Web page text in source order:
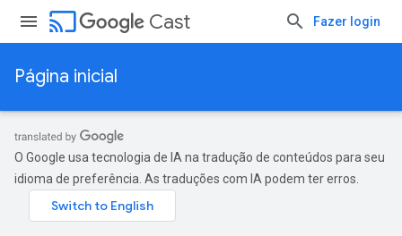
cast Cast Fazer login
Página inicial
O Google usa tecnologia de IA na tradução de conteúdos para seu
idioma de preferência. As traduções com IA podem ter erros.